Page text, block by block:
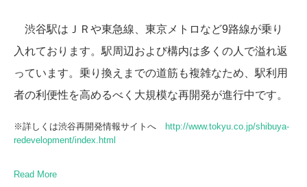
渋谷駅はＪＲや東急線、東京メトロなど9路線が乗り
入れております。駅周辺および構内は多くの人で溢れ返
っています。乗り換えまでの道筋も複雑なため、駅利用
者の利便性を高めるべく大規模な再開発が進行中です。
※詳しくは渋谷再開発情報サイトへ
http://www.tokyu.co.jp/shibuya-
redevelopment/index.html
Read More